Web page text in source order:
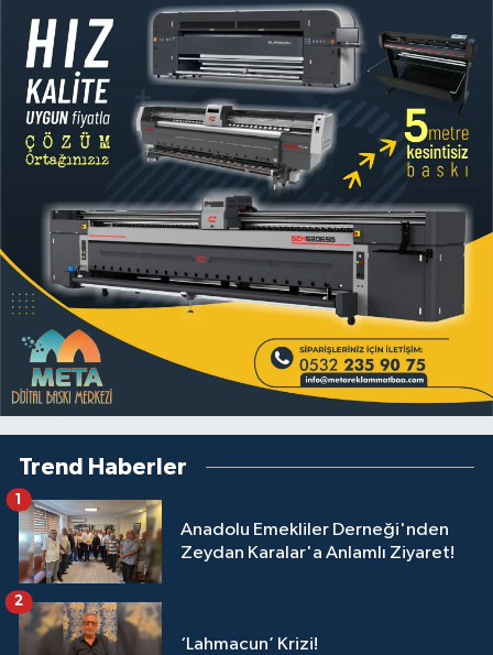
Trend Haberler
Anadolu Emekliler Derneği'nden
Zeydan Karalar'a Anlamlı Ziyaret!
1
‘Lahmacun’ Krizi!
2